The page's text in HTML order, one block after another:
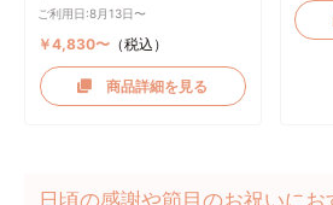
ご利用日:8月13日〜
￥4,830〜（税込）
商品詳細を見る
日頃の感謝や節目のお祝いにお